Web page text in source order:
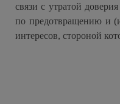
связи с утратой
по предотвращению и
интересов, стороной